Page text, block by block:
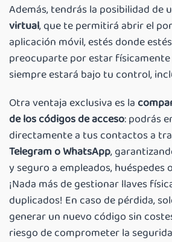
Además, tendrás la posibilidad de
virtual, que te permitirá abrir el
aplicación móvil, estés donde
preocuparte por estar físicamente
siempre estará bajo tu control,
Otra ventaja exclusiva es la
de los códigos de acceso: podrás
directamente a tus contactos a
Telegram o WhatsApp,
y seguro a empleados, huéspedes
¡Nada más de gestionar llaves
duplicados! En caso de pérdida,
generar un nuevo código sin
riesgo de comprometer la